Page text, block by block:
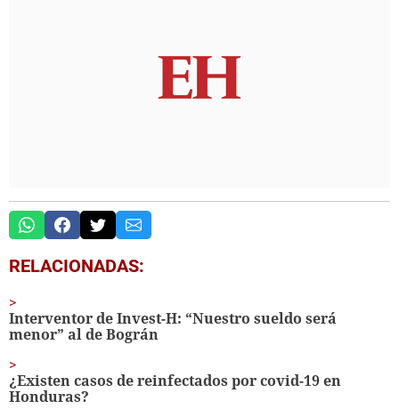
RELACIONADAS:
Interventor de Invest-H: “Nuestro sueldo será
menor” al de Bográn
¿Existen casos de reinfectados por covid-19 en
Honduras?